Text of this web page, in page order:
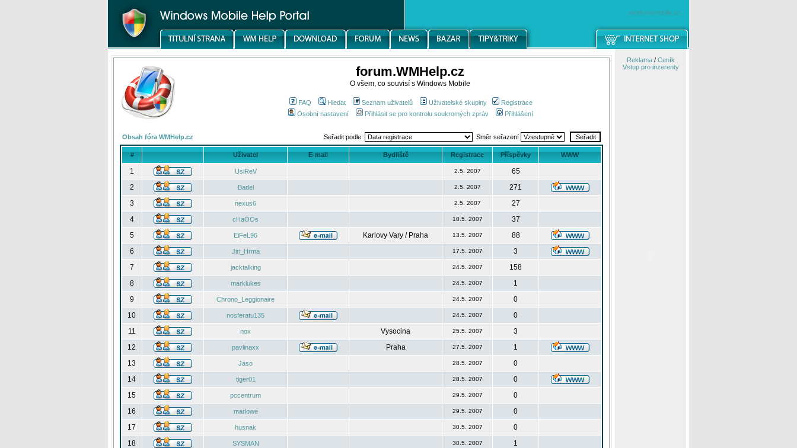
windowsmobile.cz
forum.WMHelp.cz
O všem, co souvisí s Windows Mobile
FAQ Hledat Seznam uživatelů Uživatelské skupiny
Registrace
Osobní nastavení
Přihlásit se pro kontrolu soukromých zpráv Přihlášení
Obsah fóra WMHelp.cz Seřadit podle: Směr seřazení
# Uživatel E-mail Bydliště Registrace Příspěvky WWW
1 UsiReV 2.5. 2007
65
2
Badel 2.5. 2007
271
3
nexus6 2.5. 2007
27
4
cHaOOs 10.5. 2007
37
5
EiFeL96 Karlovy Vary / Praha 13.5. 2007
88
6
Jiri_Hrma 17.5. 2007
3
7
jacktalking 24.5. 2007
158
8
marklukes 24.5. 2007
1
9
Chrono_Leggionaire 24.5. 2007
0
10
nosferatu135 24.5. 2007
0
11
nox Vysocina 25.5. 2007
3
12
pavlinaxx Praha 27.5. 2007
1
13
Jaso 28.5. 2007
0
14
tiger01 28.5. 2007
0
15
pccentrum 29.5. 2007
0
16
marlowe 29.5. 2007
0
17
husnak 30.5. 2007
0
18
SYSMAN 30.5. 2007
1
Reklama/ Ceník
Vstup pro inzerenty